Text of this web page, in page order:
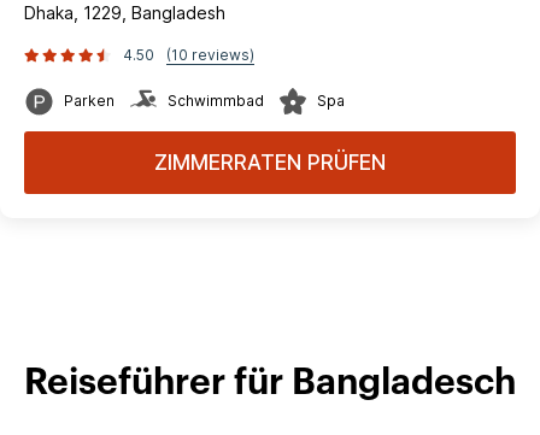
Dhaka, 1229, Bangladesh
4.50 (10 reviews)
Parken Schwimmbad Spa
ZIMMERRATEN PRÜFEN
Reiseführer für Bangladesch